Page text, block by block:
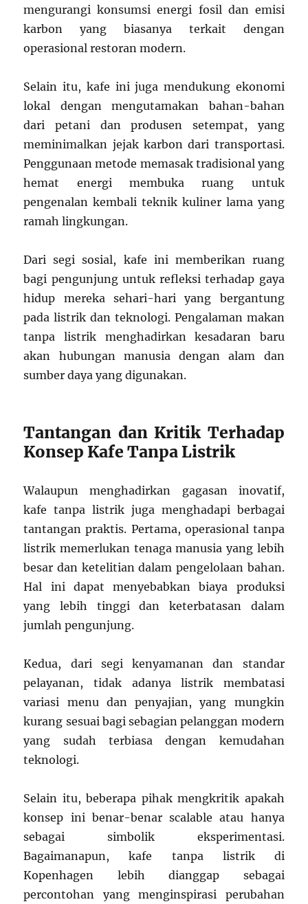
mengurangi konsumsi energi fosil dan emisi
karbon yang biasanya terkait dengan
operasional restoran modern.
Selain itu, kafe ini juga mendukung ekonomi
lokal dengan mengutamakan bahan-bahan
dari petani dan produsen setempat, yang
meminimalkan jejak karbon dari transportasi.
Penggunaan metode memasak tradisional yang
hemat energi membuka ruang untuk
pengenalan kembali teknik kuliner lama yang
ramah lingkungan.
Dari segi sosial, kafe ini memberikan ruang
bagi pengunjung untuk refleksi terhadap gaya
hidup mereka sehari-hari yang bergantung
pada listrik dan teknologi. Pengalaman makan
tanpa listrik menghadirkan kesadaran baru
akan hubungan manusia dengan alam dan
sumber daya yang digunakan.
Tantangan dan Kritik Terhadap
Konsep Kafe Tanpa Listrik
Walaupun menghadirkan gagasan inovatif,
kafe tanpa listrik juga menghadapi berbagai
tantangan praktis. Pertama, operasional tanpa
listrik memerlukan tenaga manusia yang lebih
besar dan ketelitian dalam pengelolaan bahan.
Hal ini dapat menyebabkan biaya produksi
yang lebih tinggi dan keterbatasan dalam
jumlah pengunjung.
Kedua, dari segi kenyamanan dan standar
pelayanan, tidak adanya listrik membatasi
variasi menu dan penyajian, yang mungkin
kurang sesuai bagi sebagian pelanggan modern
yang sudah terbiasa dengan kemudahan
teknologi.
Selain itu, beberapa pihak mengkritik apakah
konsep ini benar-benar scalable atau hanya
sebagai simbolik eksperimentasi.
Bagaimanapun, kafe tanpa listrik di
Kopenhagen lebih dianggap sebagai
percontohan yang menginspirasi perubahan